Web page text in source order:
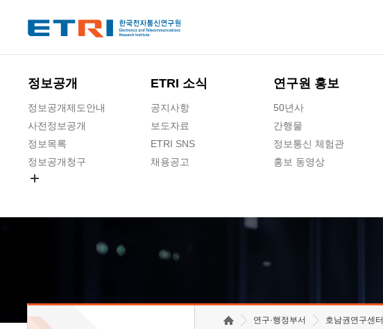
정보공개
정보공개제도안내
사전정보공개
정보목록
정보공개청구
ETRI 소식
공지사항
보도자료
ETRI SNS
채용공고
연구원 홍보
50년사
간행물
정보통신 체험관
홍보 동영상
연구·행정부서 호남권연구센터